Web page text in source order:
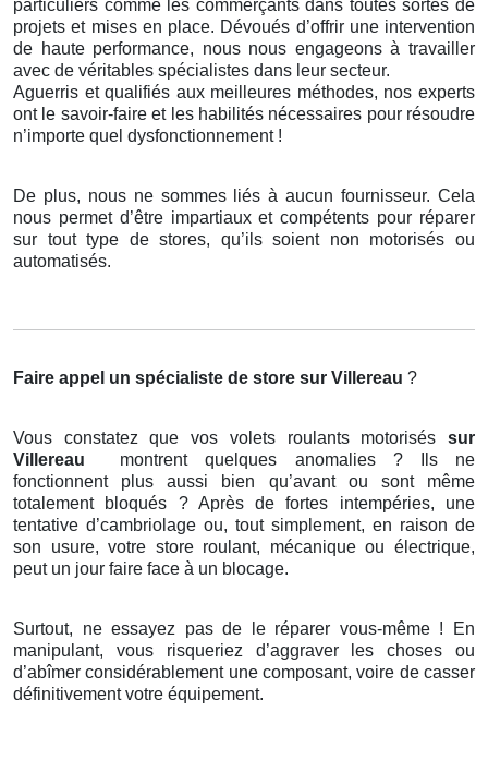
particuliers comme les commerçants dans toutes sortes de
projets et mises en place. Dévoués d’offrir une intervention
de haute performance, nous nous engageons à travailler
avec de véritables spécialistes dans leur secteur.
Aguerris et qualifiés aux meilleures méthodes, nos experts
ont le savoir-faire et les habilités nécessaires pour résoudre
n’importe quel dysfonctionnement !
De plus, nous ne sommes liés à aucun fournisseur. Cela
nous permet d’être impartiaux et compétents pour réparer
sur tout type de stores, qu’ils soient non motorisés ou
automatisés.
Faire appel un spécialiste de store sur Villereau ?
Vous constatez que vos volets roulants motorisés sur
Villereau
montrent quelques anomalies ? Ils ne
fonctionnent plus aussi bien qu’avant ou sont même
totalement bloqués ? Après de fortes intempéries, une
tentative d’cambriolage ou, tout simplement, en raison de
son usure, votre store roulant, mécanique ou électrique,
peut un jour faire face à un blocage.
Surtout, ne essayez pas de le réparer vous-même ! En
manipulant, vous risqueriez d’aggraver les choses ou
d’abîmer considérablement une composant, voire de casser
définitivement votre équipement.